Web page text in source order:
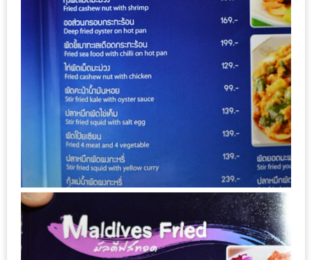
FAIR
2017
เชียงใหม่
จัด
เต็ม
กับ
แผนที่
ร้าน
หมู
ทั่ว
เชียงใหม่